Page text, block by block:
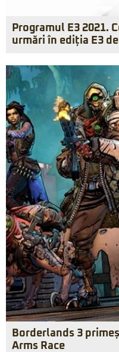
Programul E3 2021.
urmări în ediția E3
Borderlands 3
Arms Race